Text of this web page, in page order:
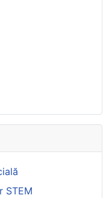
STEM